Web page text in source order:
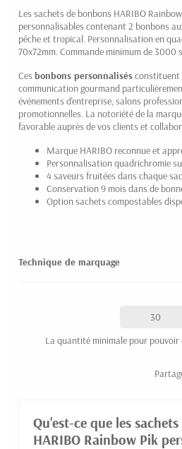
Les sachets de bonbons HARIBO
personnalisables contenant 2 bonbons
pêche et tropical. Personnalisation en
70x72mm. Commande minimum de 3000
Cesbonbons personnalisésconstituent
communication gourmand
événements d'entreprise, salons
promotionnelles. La notoriété de la
favorable auprès de vos clients et
Marque HARIBO reconnue et
Personnalisation quadrichromie
4 saveurs fruitées dans chaque
Conservation 9 mois dans de
Option sachets compostables
Technique de marquage
La quantité minimale pour
Qu'est-ce que les
HARIBO Rainbow Pik